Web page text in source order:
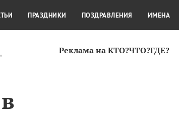
Реклама на КТО?ЧТО?ГДЕ?
КУЛЬТУРА КРАСОТА
ПРАЗДНИКИ ПОЗДРАВЛЕНИЯ ИМЕНА